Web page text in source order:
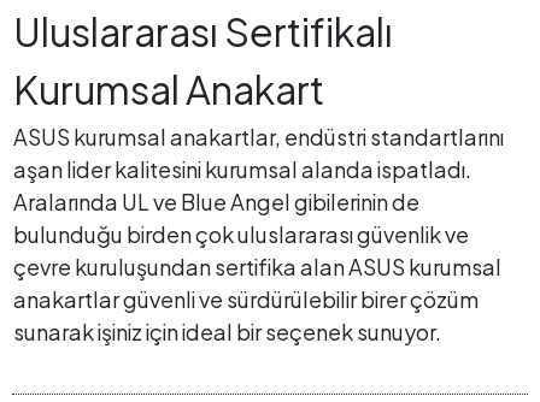
Uluslararası Sertifikalı
Kurumsal Anakart
ASUS kurumsal anakartlar, endüstri standartlarını
aşan lider kalitesini kurumsal alanda ispatladı.
Aralarında UL ve Blue Angel gibilerinin de
bulunduğu birden çok uluslararası güvenlik ve
çevre kuruluşundan sertifika alan ASUS kurumsal
anakartlar güvenli ve sürdürülebilir birer çözüm
sunarak işiniz için ideal bir seçenek sunuyor.